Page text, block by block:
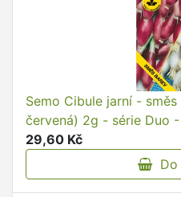
Semo Cibule jarní -
červená) 2g - série Duo -
29,60 Kč
Do